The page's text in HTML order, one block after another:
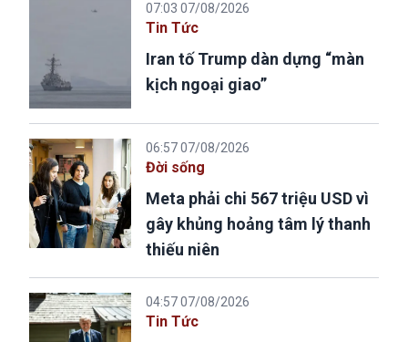
07:03 07/08/2026
Tin Tức
Iran tố Trump dàn dựng “màn
kịch ngoại giao”
06:57 07/08/2026
Đời sống
Meta phải chi 567 triệu USD vì
gây khủng hoảng tâm lý thanh
thiếu niên
04:57 07/08/2026
Tin Tức